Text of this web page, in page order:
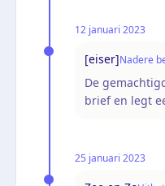
12 januari 2023
[eiser]Nadere
De
brief en legt
25 januari 2023